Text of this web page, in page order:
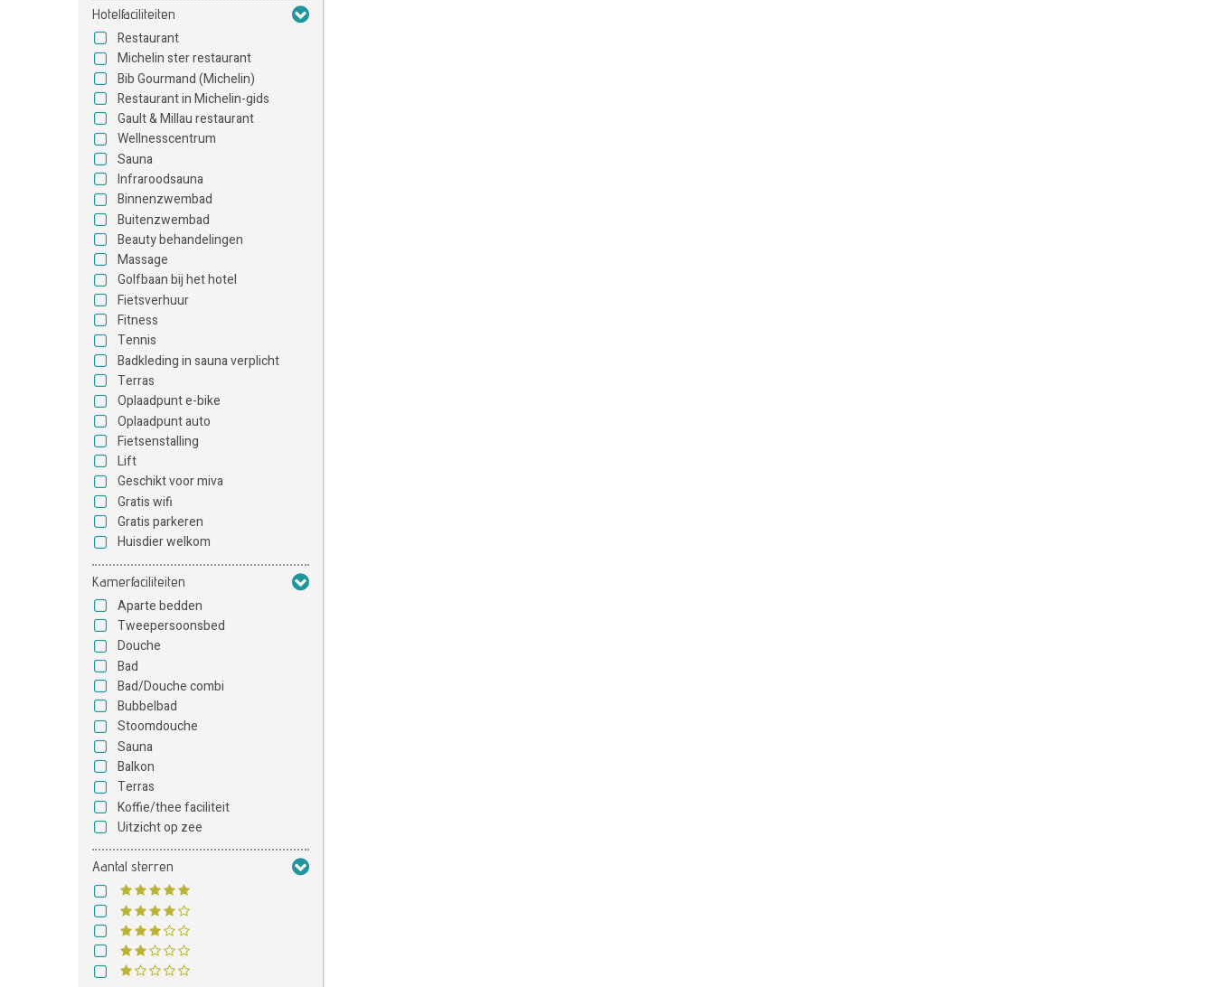
Hotelfaciliteiten
Restaurant
Michelin ster restaurant
Bib Gourmand (Michelin)
Restaurant in Michelin-gids
Gault & Millau restaurant
Wellnesscentrum
Sauna
Infraroodsauna
Binnenzwembad
Buitenzwembad
Beauty behandelingen
Massage
Golfbaan bij het hotel
Fietsverhuur
Fitness
Tennis
Badkleding in sauna verplicht
Terras
Oplaadpunt e-bike
Oplaadpunt auto
Fietsenstalling
Lift
Geschikt voor miva
Gratis wifi
Gratis parkeren
Huisdier welkom
Kamerfaciliteiten
Aparte bedden
Tweepersoonsbed
Douche
Bad
Bad/Douche combi
Bubbelbad
Stoomdouche
Sauna
Balkon
Terras
Koffie/thee faciliteit
Uitzicht op zee
Aantal sterren